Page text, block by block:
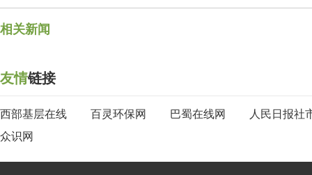
相关新闻
友情链接
西部基层在线 百灵环保网 巴蜀在线网
人民日报社
众识网